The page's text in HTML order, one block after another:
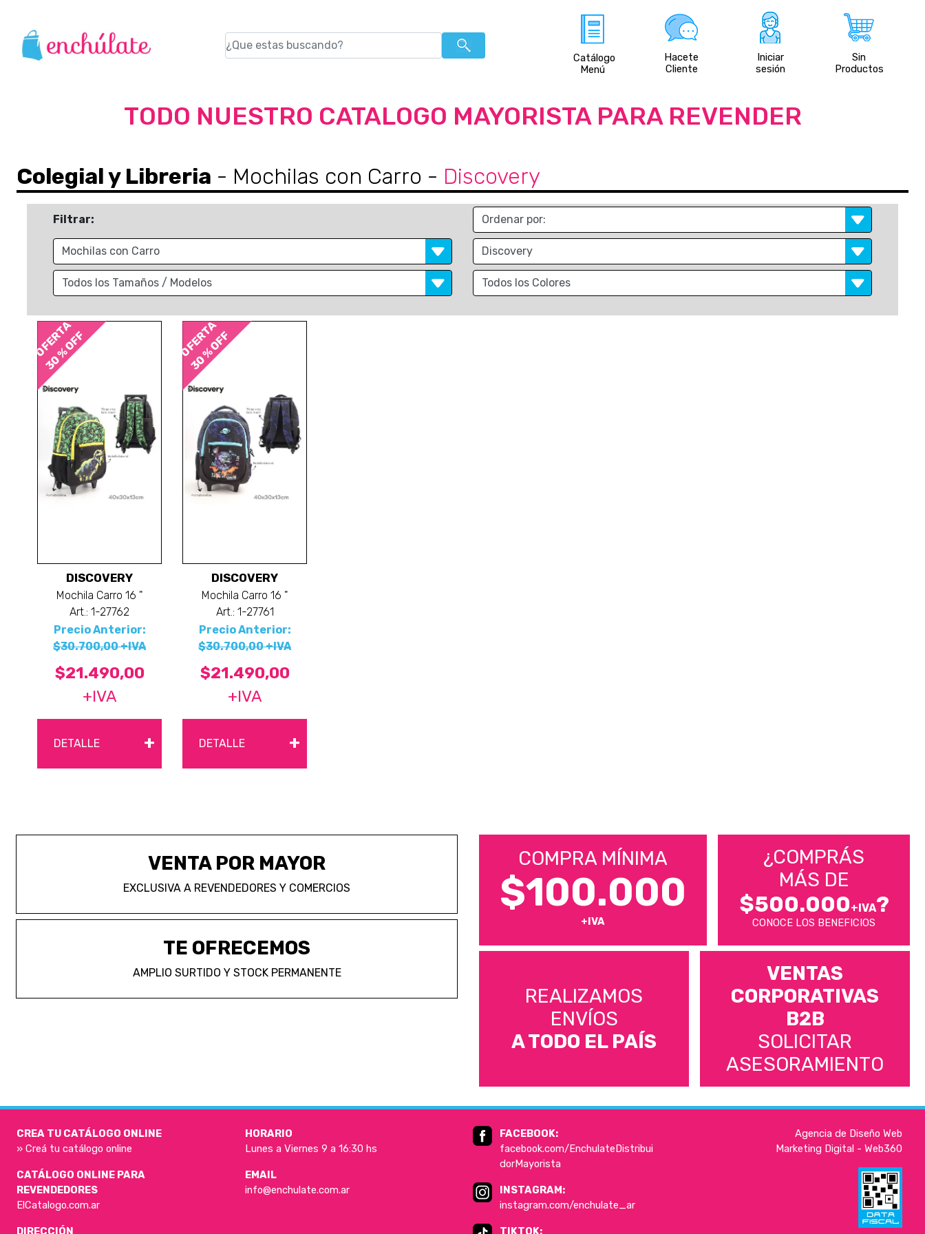
Catálogo
Menú
Hacete
Cliente
Iniciar
sesión
Sin
Productos
TODO NUESTRO CATALOGO MAYORISTA PARA REVENDER
Colegial y Libreria - Mochilas con Carro - Discovery
Filtrar:
OFERTA
30 % OFF
DISCOVERY
Mochila Carro 16 "
Art.: 1-27762
Precio Anterior:
$30.700,00 +IVA
$21.490,00
+IVA
DETALLE +
OFERTA
30 % OFF
DISCOVERY
Mochila Carro 16 "
Art.: 1-27761
Precio Anterior:
$30.700,00 +IVA
$21.490,00
+IVA
DETALLE +
VENTA POR MAYOR
EXCLUSIVA A REVENDEDORES Y COMERCIOS
TE OFRECEMOS
AMPLIO SURTIDO Y STOCK PERMANENTE
COMPRA MÍNIMA
$100.000
+IVA
¿COMPRÁS
MÁS DE
$500.000+IVA?
CONOCE LOS BENEFICIOS
REALIZAMOS
ENVÍOS
A TODO EL PAÍS
VENTAS
CORPORATIVAS
B2B
SOLICITAR
ASESORAMIENTO
CREA TU CATÁLOGO ONLINE
» Creá tu catálogo online
CATÁLOGO ONLINE PARA
REVENDEDORES
ElCatalogo.com.ar
DIRECCIÓN
HORARIO
Lunes a Viernes 9 a 16:30 hs
EMAIL
info@enchulate.com.ar
FACEBOOK:
facebook.com/EnchulateDistribui
dorMayorista
INSTAGRAM:
instagram.com/enchulate_ar
TIKTOK:
Agencia de Diseño Web
Marketing Digital - Web360